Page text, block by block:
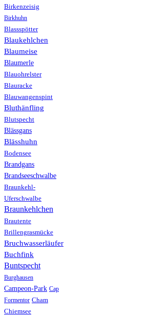
Birkenzeisig
Birkhuhn
Blassspötter
Blaukehlchen
Blaumeise
Blaumerle
Blauohrelster
Blauracke
Blauwangenspint
Bluthänfling
Blutspecht
Blässgans
Blässhuhn
Bodensee
Brandgans
Brandseeschwalbe
Braunkehl-
Uferschwalbe
Braunkehlchen
Brautente
Brillengrasmücke
Bruchwasserläufer
Buchfink
Buntspecht
Burghausen
Campeon-Park Cap
Formentor Cham
Chiemsee